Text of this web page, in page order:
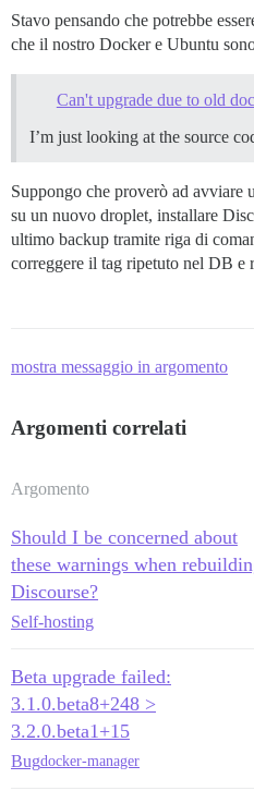
Stavo pensando che potrebbe
che il nostro Docker e Ubuntu
Can't upgrade due to old
I’m just looking at the source
Suppongo che proverò ad avviare
su un nuovo droplet, installare
ultimo backup tramite riga di
correggere il tag ripetuto nel DB e
mostra messaggio in argomento
Argomenti correlati
Argomento
Should I be concerned about
these warnings when
Discourse?
Self-hosting
Beta upgrade failed:
3.1.0.beta8+248 >
3.2.0.beta1+15
Bugdocker-manager